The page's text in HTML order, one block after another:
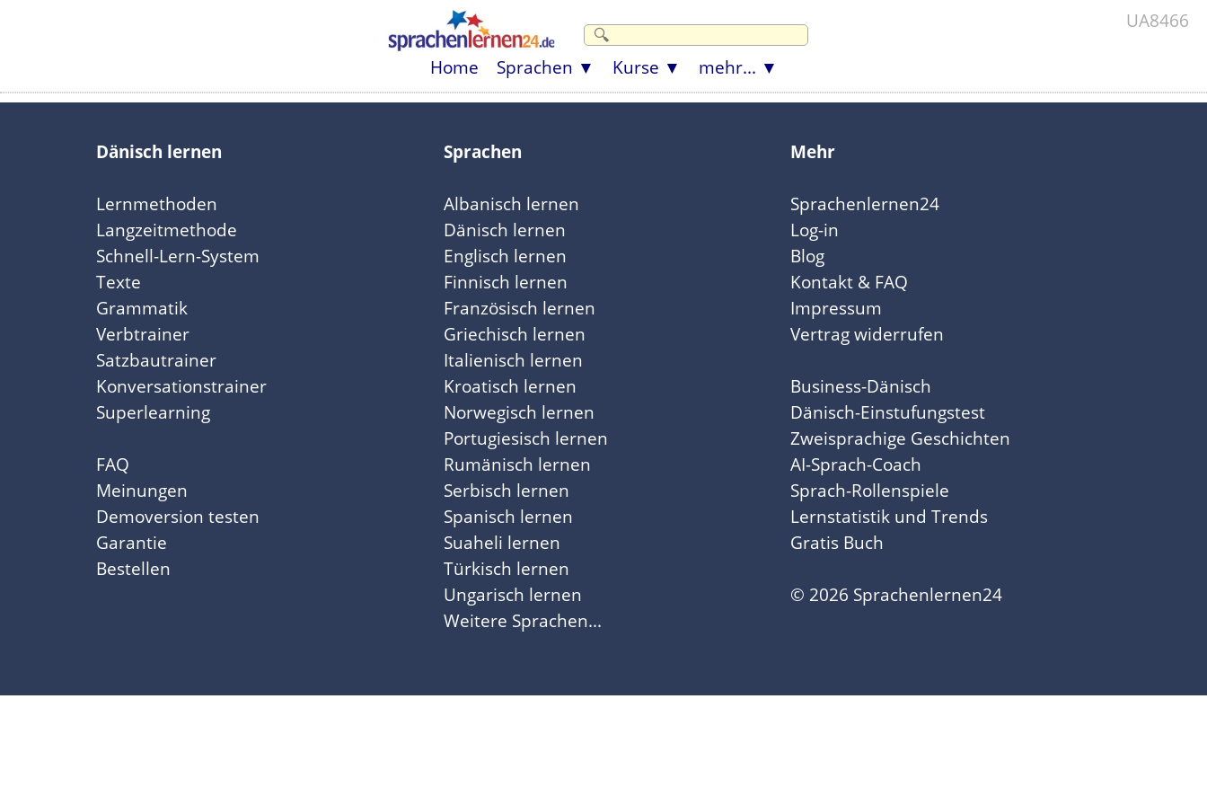
Home Sprachen Kurse mehr...
UA8466
Dänisch lernen
Lernmethoden
Langzeitmethode
Schnell-Lern-System
Texte
Grammatik
Verbtrainer
Satzbautrainer
Konversationstrainer
Superlearning
FAQ
Meinungen
Demoversion testen
Garantie
Bestellen
Sprachen
Albanisch lernen
Dänisch lernen
Englisch lernen
Finnisch lernen
Französisch lernen
Griechisch lernen
Italienisch lernen
Kroatisch lernen
Norwegisch lernen
Portugiesisch lernen
Rumänisch lernen
Serbisch lernen
Spanisch lernen
Suaheli lernen
Türkisch lernen
Ungarisch lernen
Weitere Sprachen...
Mehr
Sprachenlernen24
Log-in
Blog
Kontakt & FAQ
Impressum
Vertrag widerrufen
Business-Dänisch
Dänisch-Einstufungstest
Zweisprachige Geschichten
AI-Sprach-Coach
Sprach-Rollenspiele
Lernstatistik und Trends
Gratis Buch
© 2026 Sprachenlernen24